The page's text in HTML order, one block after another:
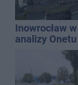
Inowrocław
analizy
najbardziej